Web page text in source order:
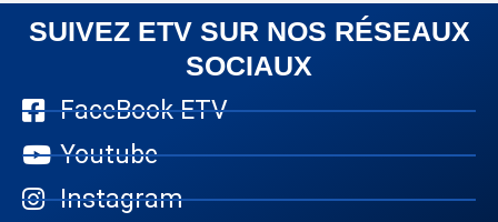
SUIVEZ ETV SUR NOS RÉSEAUX
SOCIAUX
FaceBook ETV
Youtube
Instagram